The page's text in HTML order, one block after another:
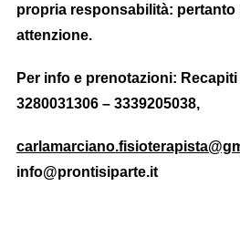
propria responsabilità: pertanto
attenzione.
Per info e prenotazioni:
3280031306 – 3339205038,
info@prontisiparte.it